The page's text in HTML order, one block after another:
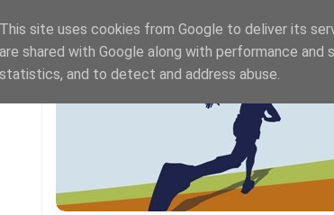
This site uses cookies from Google to deliver its
are shared with Google along with performance
statistics, and to detect and address abuse.